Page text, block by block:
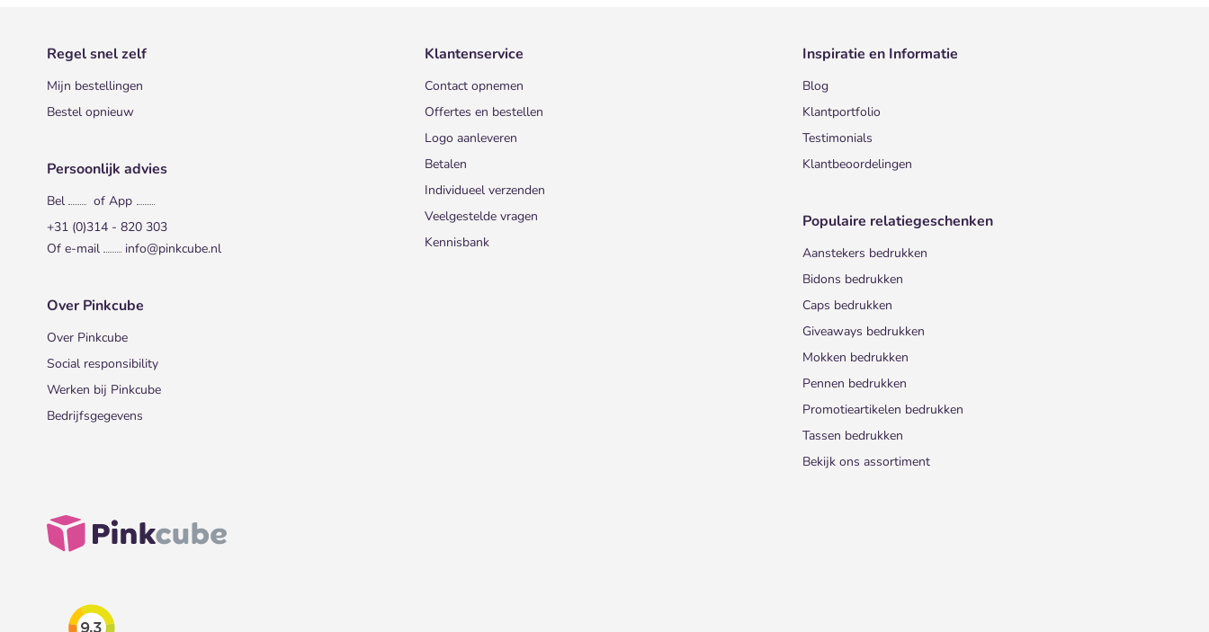
Regel snel zelf
Mijn bestellingen
Bestel opnieuw
Persoonlijk advies
Bel
of App
+31 (0)314 - 820 303
Of e-mail
info@pinkcube.nl
Over Pinkcube
Over Pinkcube
Social responsibility
Werken bij Pinkcube
Bedrijfsgegevens
Klantenservice
Contact opnemen
Offertes en bestellen
Logo aanleveren
Betalen
Individueel verzenden
Veelgestelde vragen
Kennisbank
Inspiratie en Informatie
Blog
Klantportfolio
Testimonials
Klantbeoordelingen
Populaire relatiegeschenken
Aanstekers bedrukken
Bidons bedrukken
Caps bedrukken
Giveaways bedrukken
Mokken bedrukken
Pennen bedrukken
Promotieartikelen bedrukken
Tassen bedrukken
Bekijk ons assortiment